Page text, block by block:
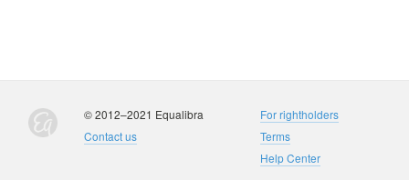
© 2012–2021 Equalibra
Contact us
For rightholders
Terms
Help Center